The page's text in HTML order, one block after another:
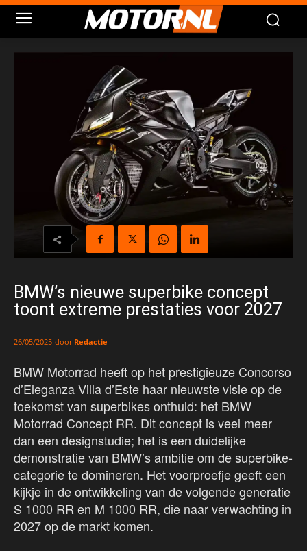
BMW’s nieuwe superbike concept
toont extreme prestaties voor 2027
26/05/2025 door Redactie
BMW Motorrad heeft op het prestigieuze Concorso
d’Eleganza Villa d’Este haar nieuwste visie op de
toekomst van superbikes onthuld: het BMW
Motorrad Concept RR. Dit concept is veel meer
dan een designstudie; het is een duidelijke
demonstratie van BMW’s ambitie om de superbike-
categorie te domineren. Het voorproefje geeft een
kijkje in de ontwikkeling van de volgende generatie
S 1000 RR en M 1000 RR, die naar verwachting in
2027 op de markt komen.